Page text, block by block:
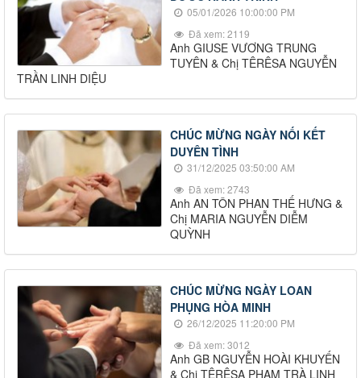
05/01/2026 10:00:00 PM
Đã xem: 2119
Anh GIUSE VƯƠNG TRUNG
TUYÊN & Chị TÊRÊSA NGUYỄN
TRẦN LINH DIỆU
CHÚC MỪNG NGÀY NỐI KẾT
DUYÊN TÌNH
31/12/2025 03:50:00 AM
Đã xem: 2743
Anh AN TÔN PHAN THẾ HƯNG &
Chị MARIA NGUYỄN DIỄM
QUỲNH
CHÚC MỪNG NGÀY LOAN
PHỤNG HÒA MINH
26/12/2025 11:20:00 PM
Đã xem: 3012
Anh GB NGUYỄN HOÀI KHUYẾN
& Chị TÊRÊSA PHẠM TRÀ LINH